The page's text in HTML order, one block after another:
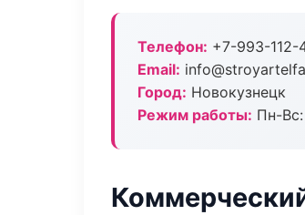
Телефон: +7-993-112-
Email:
Город: Новокузнецк
Режим работы: Пн-